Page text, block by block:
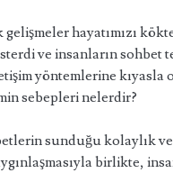
hayatımızı
ve insanların
yöntemlerine
sebepleri nelerdir?
sunduğu kolaylık
birlikte,